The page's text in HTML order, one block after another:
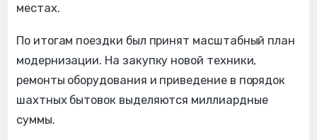
местах.
По итогам поездки был принят масштабный план
модернизации. На закупку новой техники,
ремонты оборудования и приведение в порядок
шахтных бытовок выделяются миллиардные
суммы.